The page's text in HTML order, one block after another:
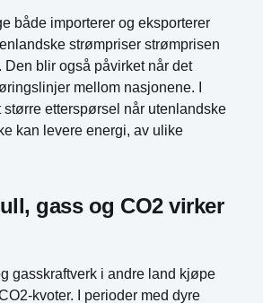
både importerer og eksporterer
strømpriser strømprisen
Den blir også påvirket når det
mellom nasjonene. I
etterspørsel når utenlandske
kan levere energi, av ulike
gass og CO2 virker
gasskraftverk i andre land kjøpe
kvoter. I perioder med dyre